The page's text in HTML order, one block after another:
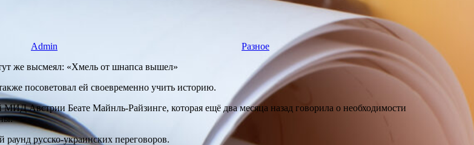
Admin Разное
посоветовал ей своевременно учить историю.
Австрии Беате Майнль-Райзинге, которая ещё два месяца назад говорила о необходимости
русско-украинских переговоров.